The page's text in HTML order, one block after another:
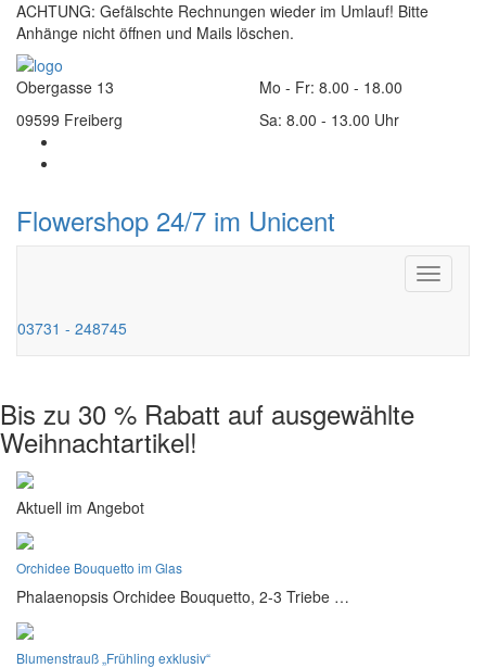
ACHTUNG: Gefälschte Rechnungen wieder im Umlauf! Bitte
Anhänge nicht öffnen und Mails löschen.
Obergasse 13
09599 Freiberg
Mo - Fr: 8.00 - 18.00
Sa: 8.00 - 13.00 Uhr
Flowershop 24/7 im Unicent
Toggle
03731 - 248745
Bis zu 30 % Rabatt auf ausgewählte
Weihnachtartikel!
Aktuell im Angebot
Orchidee Bouquetto im Glas
Phalaenopsis Orchidee Bouquetto, 2-3 Triebe …
Blumenstrauß „Frühling exklusiv“